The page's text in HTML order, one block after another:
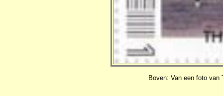
Boven: Van een foto van